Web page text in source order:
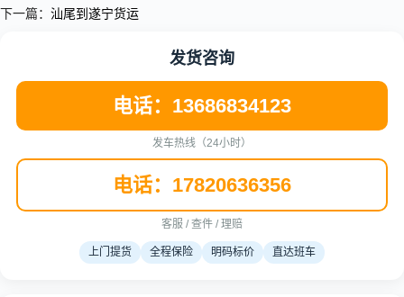
下一篇： 汕尾到遂宁货运
发货咨询
电话：13686834123
发车热线（24小时）
电话：17820636356
客服 / 查件 / 理赔
上门提货 全程保险 明码标价 直达班车